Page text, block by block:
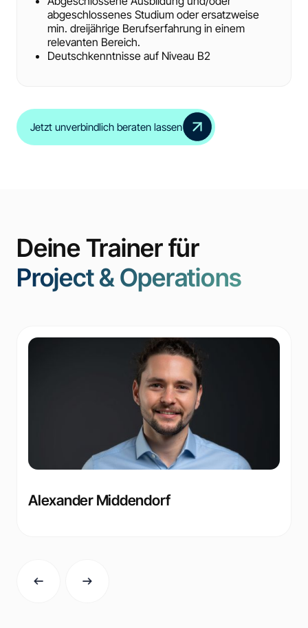
abgeschlossenes Studium oder ersatzweise
min. dreijährige Berufserfahrung in einem
relevanten Bereich.
Deutschkenntnisse auf Niveau B2
Jetzt unverbindlich beraten lassen
Deine Trainer für
Project & Operations
Alexander Middendorf